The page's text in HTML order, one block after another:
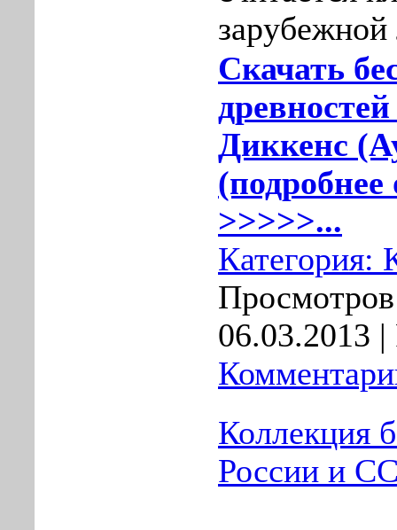
Скачать
Диккенс
(подробнее
>>>>>...
Категория:
06.03.2013 |
Коллекция
России и